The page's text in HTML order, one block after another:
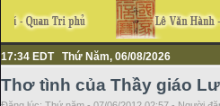
17:34 EDT Thứ Năm, 06/08/2026
Thơ tình của Thầy giáo